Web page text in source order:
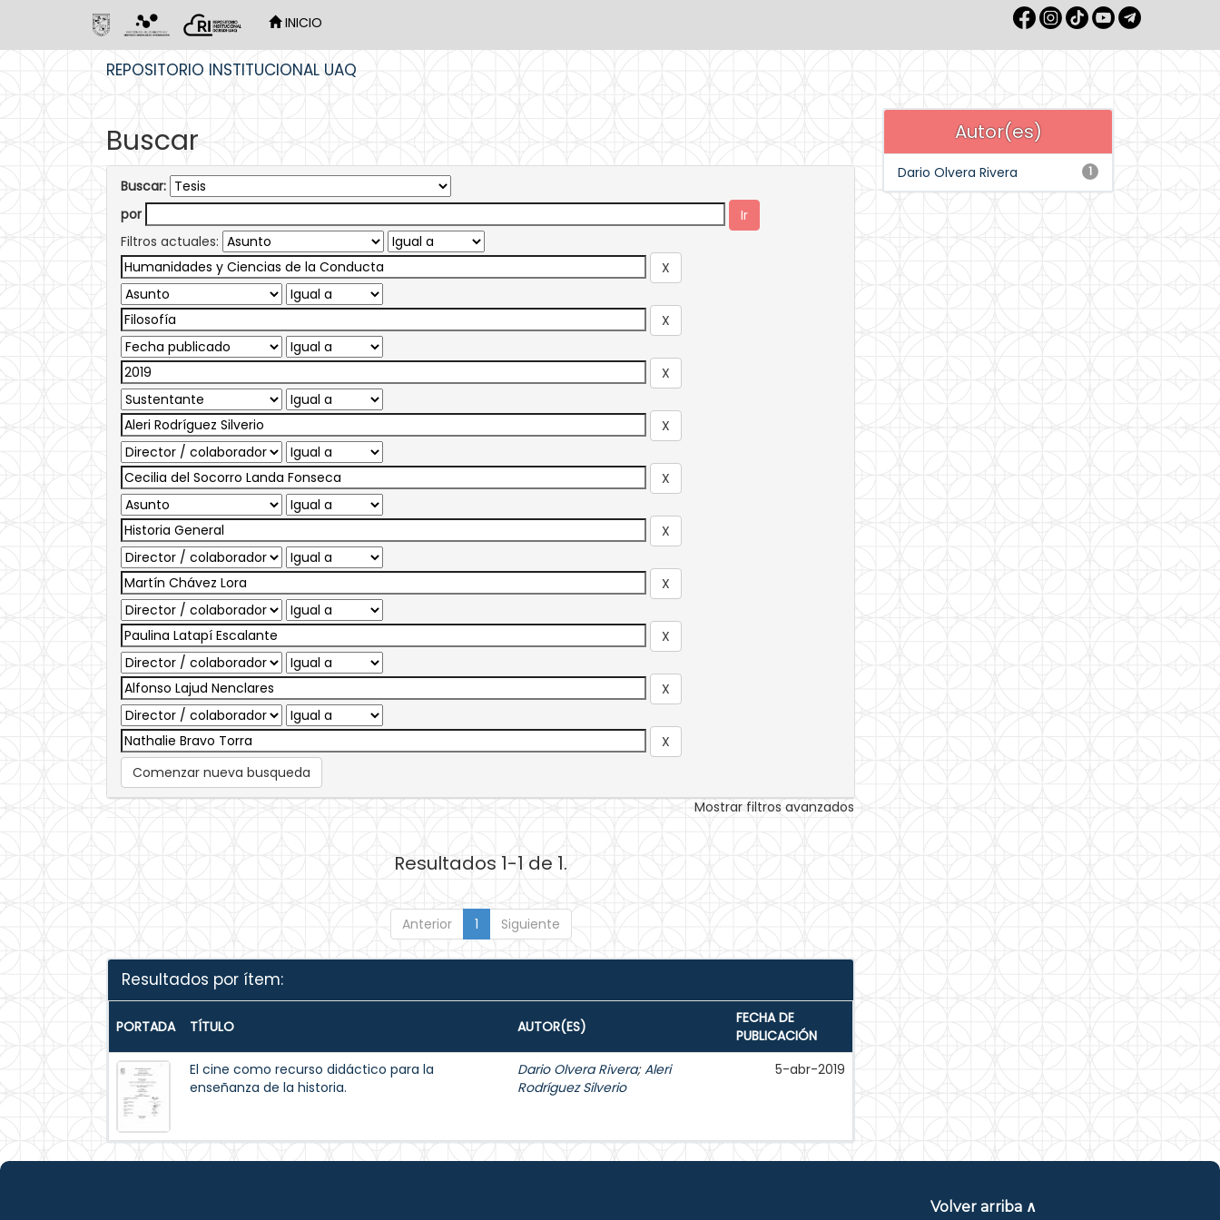
INICIO
REPOSITORIO INSTITUCIONAL UAQ
Buscar
Buscar:
por
Filtros actuales:
Comenzar nueva busqueda
Mostrar filtros avanzados
Resultados 1-1 de 1.
Anterior 1 Siguiente
Resultados por ítem:
PORTADA TÍTULO AUTOR(ES)
FECHA DE
PUBLICACIÓN
El cine como recurso didáctico para la
enseñanza de la historia.
Dario Olvera Rivera;Aleri
Rodríguez Silverio
5-abr-2019
Autor(es)
1
Dario Olvera Rivera
Volver arriba ∧